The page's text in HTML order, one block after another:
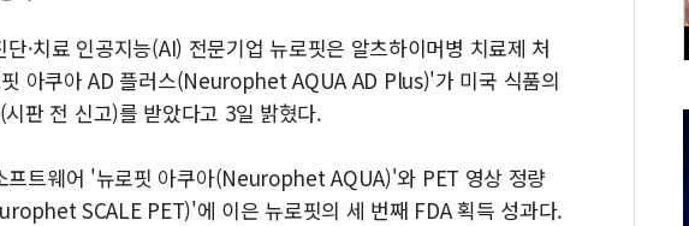
민주당, 오늘 제주·인천 경선 발표...김민석 '재역전' vs 정청래 '격차 확
뉴욕증시, 고용 쇼크에 금리 인상 우려 후퇴…S&P500 최고치
트럼프, 쿡 연준 이사 해임 재추진…"26일까지 의혹 소명" 요구
유럽증시, 美 고용 예상 밖 부진에 연준 금리 인상 가능성 낮아지며 상
·치료 인공지능(AI) 전문기업 뉴로핏은 알츠하이머병 치료제 처
아쿠아 AD 플러스(Neurophet AQUA AD Plus)'가 미국 식품의
판 전 신고)를 받았다고 3일 밝혔다.
프트웨어 '뉴로핏 아쿠아(Neurophet AQUA)'와 PET 영상 정량
SCALE PET)'에 이은 뉴로핏의 세 번째 FDA 획득 성과다.